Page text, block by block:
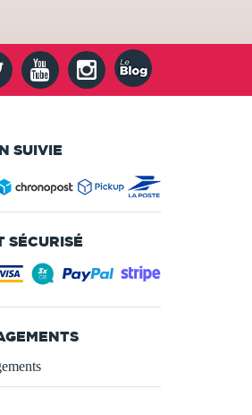
SUIVIE
SÉCURISÉ